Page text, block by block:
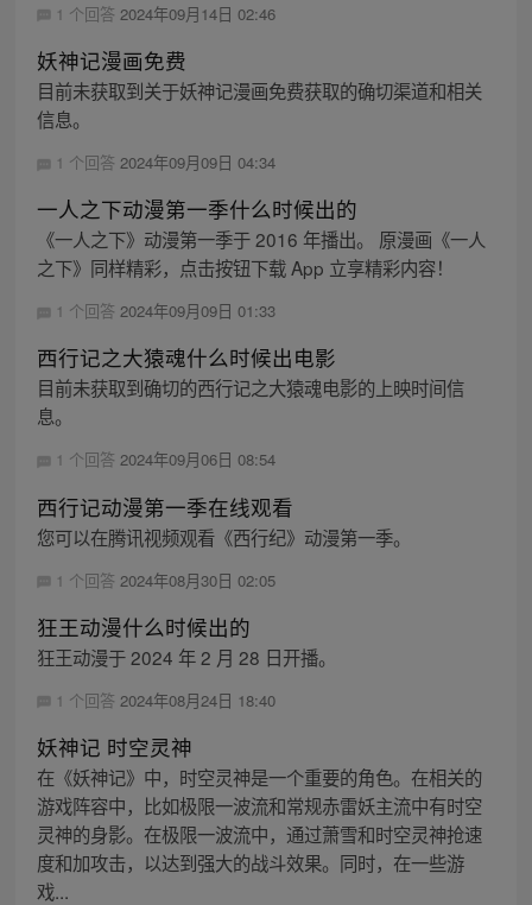
1 个回答 2024年09月14日 02:46
妖神记漫画免费
目前未获取到关于妖神记漫画免费获取的确切渠道和相关
信息。
1 个回答 2024年09月09日 04:34
一人之下动漫第一季什么时候出的
《一人之下》动漫第一季于 2016 年播出。 原漫画《一人
之下》同样精彩，点击按钮下载 App 立享精彩内容！
1 个回答 2024年09月09日 01:33
西行记之大猿魂什么时候出电影
目前未获取到确切的西行记之大猿魂电影的上映时间信
息。
1 个回答 2024年09月06日 08:54
西行记动漫第一季在线观看
您可以在腾讯视频观看《西行纪》动漫第一季。
1 个回答 2024年08月30日 02:05
狂王动漫什么时候出的
狂王动漫于 2024 年 2 月 28 日开播。
1 个回答 2024年08月24日 18:40
妖神记 时空灵神
在《妖神记》中，时空灵神是一个重要的角色。在相关的
游戏阵容中，比如极限一波流和常规赤雷妖主流中有时空
灵神的身影。在极限一波流中，通过萧雪和时空灵神抢速
度和加攻击，以达到强大的战斗效果。同时，在一些游
戏...